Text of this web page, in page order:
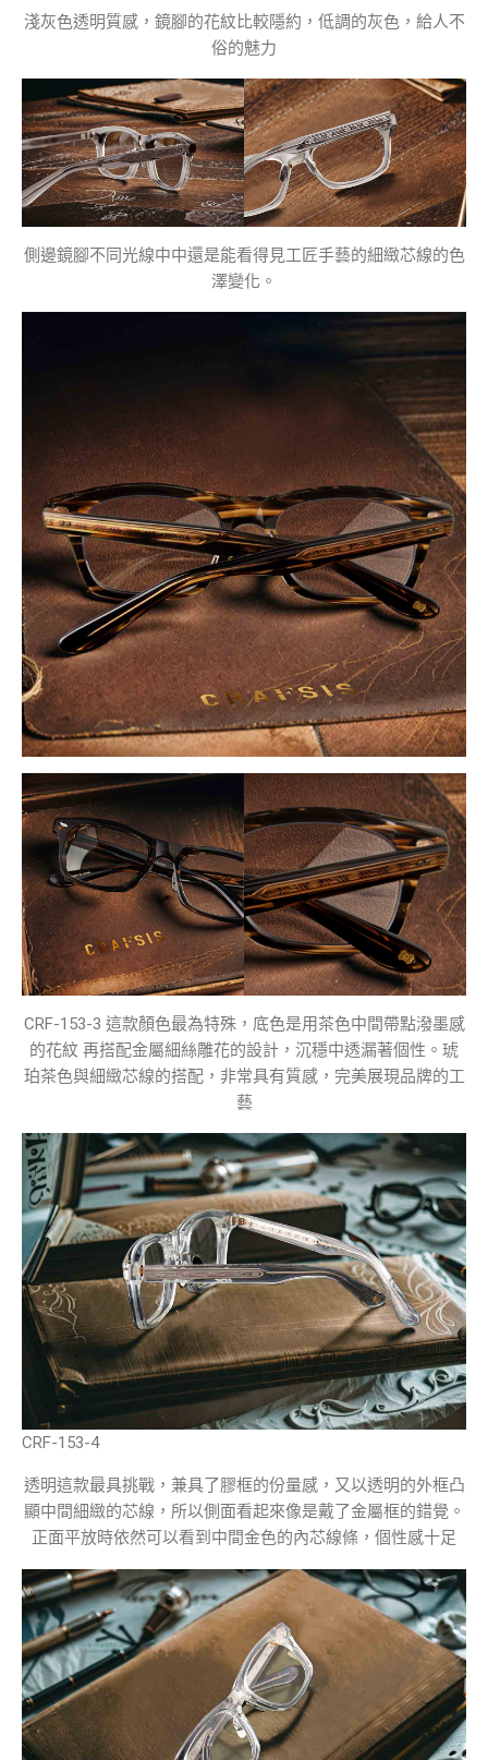
淺灰色透明質感，鏡腳的花紋比較隱約，低調的灰色，給人不
俗的魅力
側邊鏡腳不同光線中中還是能看得見工匠手藝的細緻芯線的色
澤變化。
CRF-153-3 這款顏色最為特殊，底色是用茶色中間帶點潑墨感
的花紋 再搭配金屬細絲雕花的設計，沉穩中透漏著個性。琥
珀茶色與細緻芯線的搭配，非常具有質感，完美展現品牌的工
藝
CRF-153-4
透明這款最具挑戰，兼具了膠框的份量感，又以透明的外框凸
顯中間細緻的芯線，所以側面看起來像是戴了金屬框的錯覺。
正面平放時依然可以看到中間金色的內芯線條，個性感十足